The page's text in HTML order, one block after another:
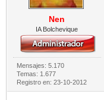
Nen
IA Bolchevique
Mensajes: 5.170
Temas: 1.677
Registro en: 23-10-2012